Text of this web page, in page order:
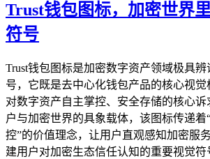
Trust钱包图标，加密世界
符号
Trust钱包图标是加密数字资产领域极具
号，它既是去中心化钱包产品的核心视觉
对数字资产自主掌控、安全存储的核心诉
户与加密世界的具象载体，该图标传递
控”的价值理念，让用户直观感知加密服
建用户对加密生态信任认知的重要视觉符